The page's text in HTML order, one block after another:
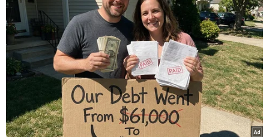
Triều Tiên bắt giữ 3 người sau sự cố hạ
thủy tàu chiến mới
25/05/2025 01:23
Truyền thông nhà nước Triều Tiên sáng sớm ngày 25/5
đưa tin nước này đã bắt giữ 3 người liên quan đến một
sự cố trong quá trình hạ thủy một tàu chiến mới vào tuần
qua.